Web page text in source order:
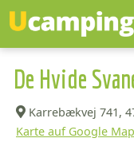
De Hvide
Karrebækvej 741,
Karte auf Google